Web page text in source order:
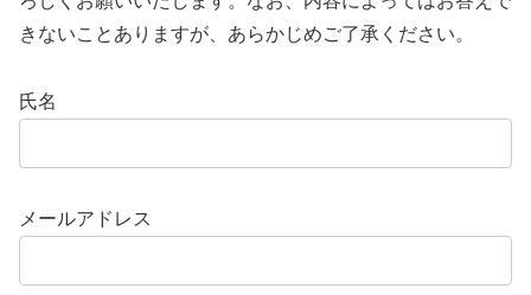
きないことありますが、あらかじめご了承ください。
氏名
メールアドレス